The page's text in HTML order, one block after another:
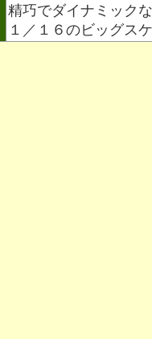
精巧でダイナミック
１／１６のビッグス